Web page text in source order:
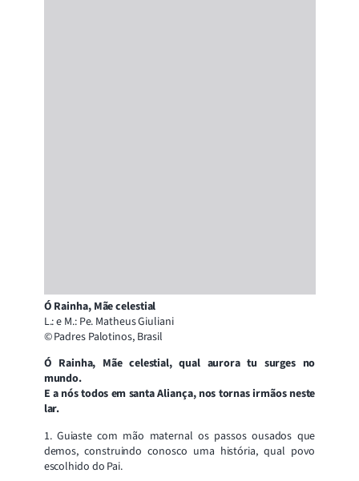
Ó Rainha, Mãe celestial
L.: e M.: Pe. Matheus Giuliani
© Padres Palotinos, Brasil
Ó Rainha, Mãe celestial, qual aurora tu surges no
mundo.
E a nós todos em santa Aliança, nos tornas irmãos neste
lar.
1. Guiaste com mão maternal os passos ousados que
demos, construindo conosco uma história, qual povo
escolhido do Pai.